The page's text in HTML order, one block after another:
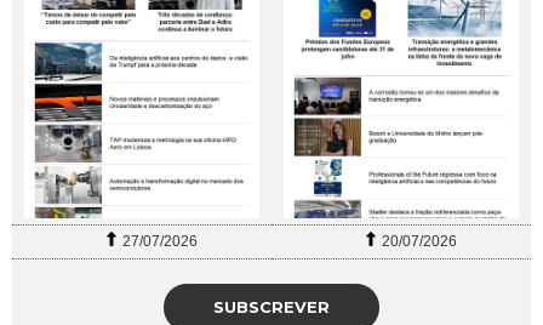
27/07/2026 20/07/2026
SUBSCREVER